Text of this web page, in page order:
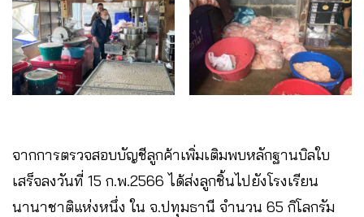
จากการตรวจสอบบัญชีลูกค้าเพิ่มเติมพบหลักฐานบิลใบ
เสร็จลงวันที่ 15 ก.พ.2566 ได้ส่งลูกชิ้นไปยังโรงเรียน
นานาชาติแห่งหนึ่ง ใน จ.ปทุมธานี จำนวน 65 กิโลกรัม